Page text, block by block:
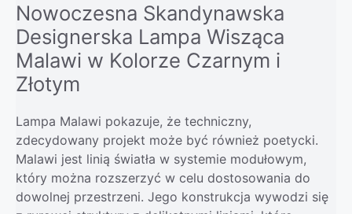
Nowoczesna Skandynawska
Designerska Lampa Wisząca
Malawi w Kolorze Czarnym i
Złotym
Lampa Malawi pokazuje, że techniczny,
zdecydowany projekt może być również poetycki.
Malawi jest linią światła w systemie modułowym,
który można rozszerzyć w celu dostosowania do
dowolnej przestrzeni. Jego konstrukcja wywodzi się